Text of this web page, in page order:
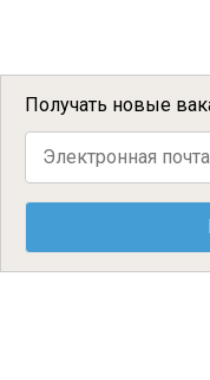
Получать новые